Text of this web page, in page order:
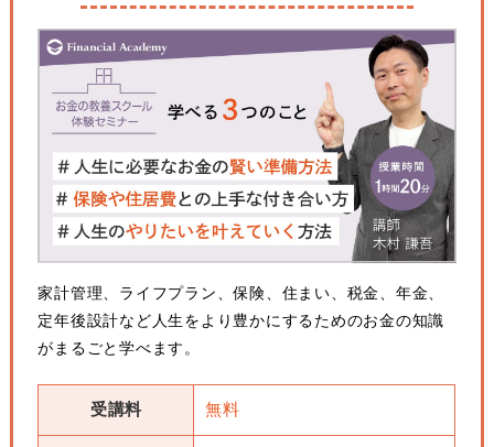
家計管理、ライフプラン、保険、住まい、税金、年金、
定年後設計など人生をより豊かにするためのお金の知識
がまるごと学べます。
受講料 無料